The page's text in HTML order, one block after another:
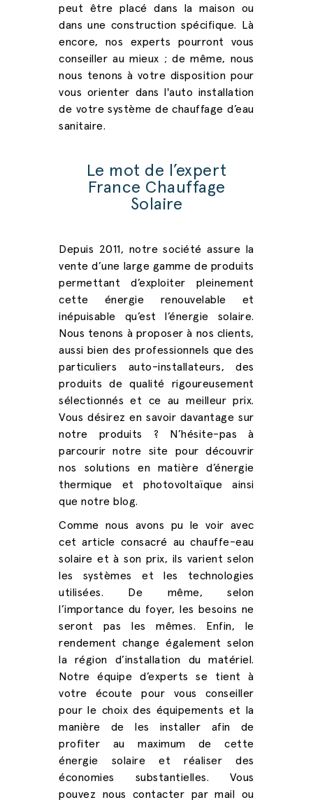
peut être placé dans la maison ou
dans une construction spécifique. Là
encore, nos experts pourront vous
conseiller au mieux ; de même, nous
nous tenons à votre disposition pour
vous orienter dans l'auto installation
de votre système de chauffage d’eau
sanitaire.
Le mot de l’expert
France Chauffage
Solaire
Depuis 2011, notre société assure la
vente d’une large gamme de produits
permettant d’exploiter pleinement
cette énergie renouvelable et
inépuisable qu’est l’énergie solaire.
Nous tenons à proposer à nos clients,
aussi bien des professionnels que des
particuliers auto-installateurs, des
produits de qualité rigoureusement
sélectionnés et ce au meilleur prix.
Vous désirez en savoir davantage sur
notre produits ? N’hésite-pas à
parcourir notre site pour découvrir
nos solutions en matièred’énergie
thermique etphotovoltaïque ainsi
que notre blog.
Comme nous avons pu le voir avec
cet article consacré au chauffe-eau
solaire et à son prix, ils varient selon
les systèmes et les technologies
utilisées. De même, selon
l’importance du foyer, les besoins ne
seront pas les mêmes. Enfin, le
rendement change également selon
la région d’installation du matériel.
Notre équipe d’experts se tient à
votre écoute pour vous conseiller
pour le choix des équipements et la
manière de les installer afin de
profiter au maximum de cette
énergie solaire et réaliser des
économies substantielles. Vous
pouvez nous contacter par mail ou